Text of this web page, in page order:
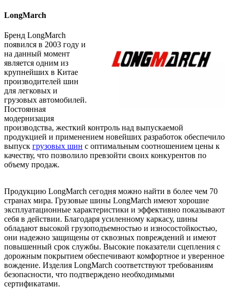
LongMarch
Бренд LongMarch
появился в 2003 году и
на данный момент
является одним из
крупнейших в Китае
производителей шин
для легковых и
грузовых автомобилей.
Постоянная
модернизация
производства, жесткий контроль над выпускаемой
продукцией и применением новейших разработок обеспечило
выпуск грузовых шин с оптимальным соотношением цены к
качеству, что позволило превзойти своих конкурентов по
объему продаж.
Продукцию LongMarch сегодня можно найти в более чем 70
странах мира. Грузовые шины LongMarch имеют хорошие
эксплуатационные характеристики и эффективно показывают
себя в действии. Благодаря усиленному каркасу, шины
обладают высокой грузоподъемностью и износостойкостью,
они надежно защищены от сквозных повреждений и имеют
повышенный срок службы. Высокие показатели сцепления с
дорожным покрытием обеспечивают комфортное и уверенное
вождение. Изделия LongMarch соответствуют требованиям
безопасности, что подтверждено необходимыми
сертификатами.